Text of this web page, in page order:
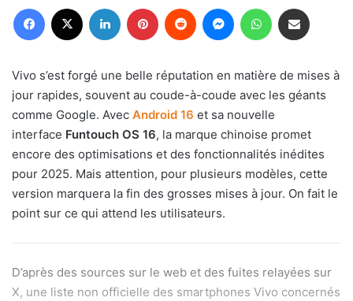
Facebook Linkedin Pinterest Reddit MessengerWhatsApp
Vivo s’est forgé une belle réputation en matière de mises à
jour rapides, souvent au coude-à-coude avec les géants
comme Google. Avec Android 16 et sa nouvelle
interface Funtouch OS 16, la marque chinoise promet
encore des optimisations et des fonctionnalités inédites
pour 2025. Mais attention, pour plusieurs modèles, cette
version marquera la fin des grosses mises à jour. On fait le
point sur ce qui attend les utilisateurs.
D’après des sources sur le web et des fuites relayées sur
X, une liste non officielle des smartphones Vivo concernés